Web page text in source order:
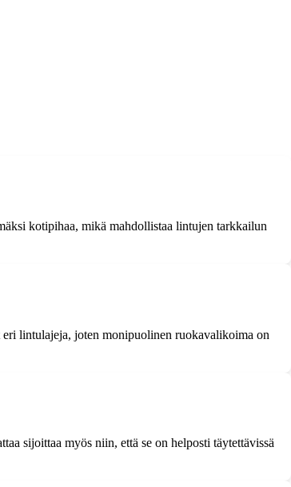
kotipihaa, mikä mahdollistaa lintujen tarkkailun
lintulajeja, joten monipuolinen ruokavalikoima on
sijoittaa myös niin, että se on helposti täytettävissä